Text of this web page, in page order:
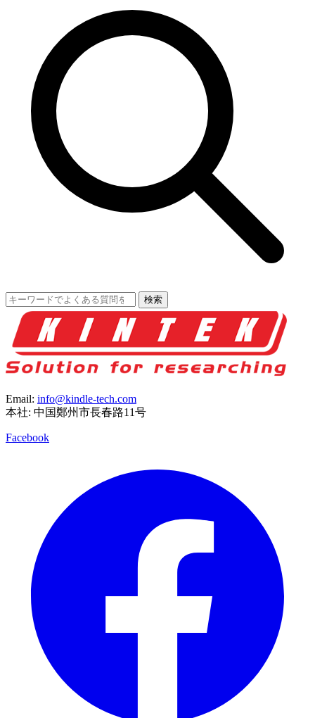
検索
Email: info@kindle-tech.com
本社: 中国鄭州市長春路11号
Facebook